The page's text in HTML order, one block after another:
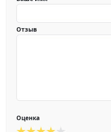
Отзыв
Оценка